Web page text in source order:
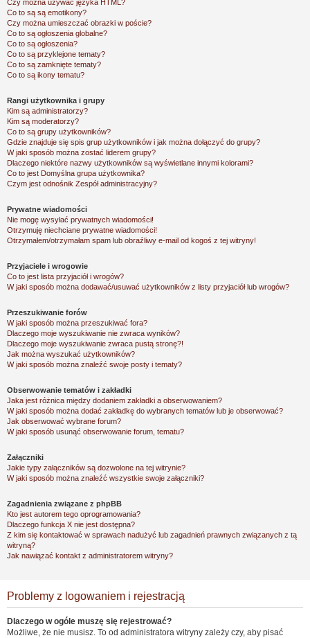
Czy można używać języka HTML?
Co to są są emotikony?
Czy można umieszczać obrazki w poście?
Co to są ogłoszenia globalne?
Co to są ogłoszenia?
Co to są przyklejone tematy?
Co to są zamknięte tematy?
Co to są ikony tematu?
Rangi użytkownika i grupy
Kim są administratorzy?
Kim są moderatorzy?
Co to są grupy użytkowników?
Gdzie znajduje się spis grup użytkowników i jak można dołączyć do grupy?
W jaki sposób można zostać liderem grupy?
Dlaczego niektóre nazwy użytkowników są wyświetlane innymi kolorami?
Co to jest Domyślna grupa użytkownika?
Czym jest odnośnik Zespół administracyjny?
Prywatne wiadomości
Nie mogę wysyłać prywatnych wiadomości!
Otrzymuję niechciane prywatne wiadomości!
Otrzymałem/otrzymałam spam lub obraźliwy e-mail od kogoś z tej witryny!
Przyjaciele i wrogowie
Co to jest lista przyjaciół i wrogów?
W jaki sposób można dodawać/usuwać użytkowników z listy przyjaciół lub wrogów?
Przeszukiwanie forów
W jaki sposób można przeszukiwać fora?
Dlaczego moje wyszukiwanie nie zwraca wyników?
Dlaczego moje wyszukiwanie zwraca pustą stronę?!
Jak można wyszukać użytkowników?
W jaki sposób można znaleźć swoje posty i tematy?
Obserwowanie tematów i zakładki
Jaka jest różnica między dodaniem zakładki a obserwowaniem?
W jaki sposób można dodać zakładkę do wybranych tematów lub je obserwować?
Jak obserwować wybrane forum?
W jaki sposób usunąć obserwowanie forum, tematu?
Załączniki
Jakie typy załączników są dozwolone na tej witrynie?
W jaki sposób można znaleźć wszystkie swoje załączniki?
Zagadnienia związane z phpBB
Kto jest autorem tego oprogramowania?
Dlaczego funkcja X nie jest dostępna?
Z kim się kontaktować w sprawach nadużyć lub zagadnień prawnych związanych z tą
witryną?
Jak nawiązać kontakt z administratorem witryny?
Problemy z logowaniem i rejestracją
Dlaczego w ogóle muszę się rejestrować?
Możliwe, że nie musisz. To od administratora witryny zależy czy, aby pisać